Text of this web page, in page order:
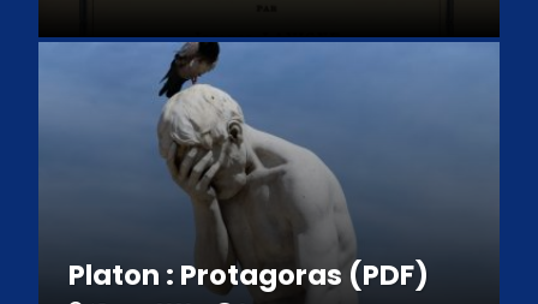
Platon : Protagoras (PDF)